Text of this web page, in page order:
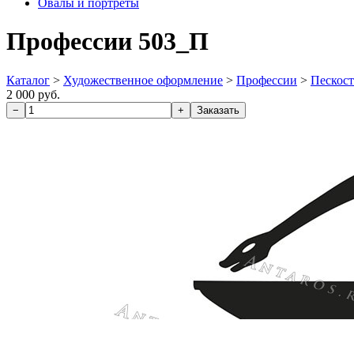
Овалы и портреты
Профессии 503_П
Каталог > Художественное оформление > Профессии >
2 000 руб.